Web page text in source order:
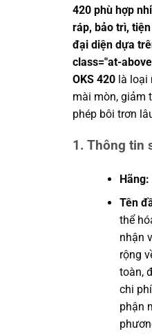
420 phù hợp
ráp, bảo trì,
đại diện dựa
class="at-
OKS 420là loại
mài mòn, giảm
phép bôi trơn
1. Thông tin
Hãng:
Tên
thể
nhận
rộng
toàn,
chi
phận